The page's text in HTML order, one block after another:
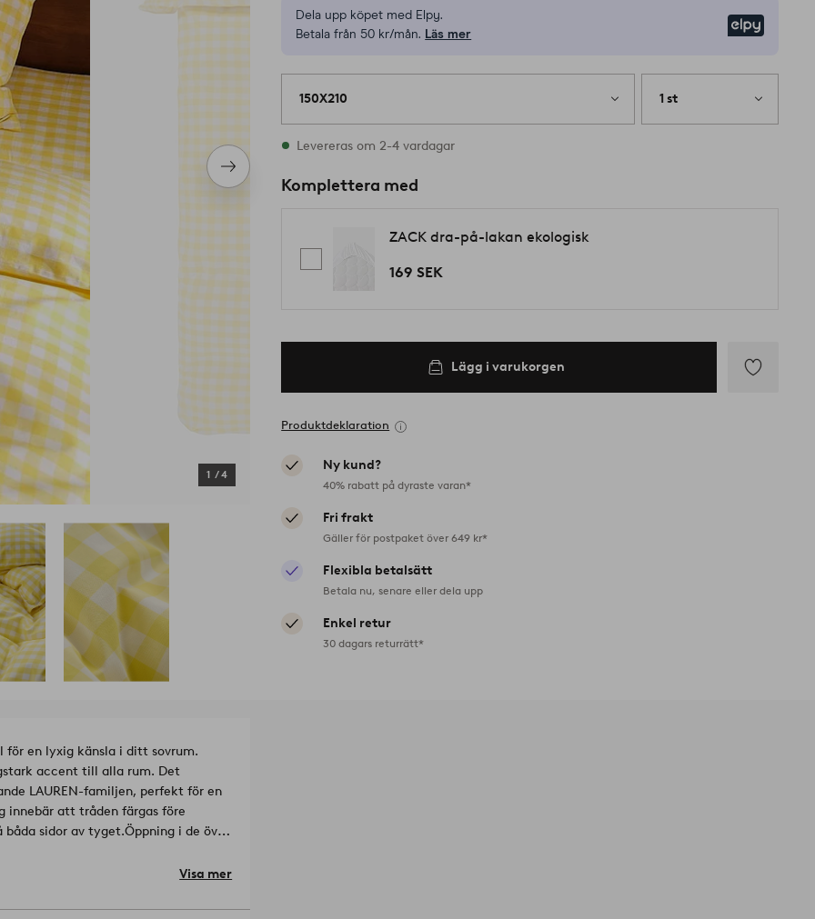
Nästa
produkt
1 /4
Dela upp köpet med Elpy.
Betala från 50 kr/mån. Läs mer
150X210 1 st
I lager
Levereras om 2-4 vardagar
Komplettera med
ZACK dra-på-lakan ekologisk
169 SEK
Lägg i varukorgen
Produktdeklaration
Ny kund?
40% rabatt på dyraste varan*
Fri frakt
Gäller för postpaket över 649 kr*
Flexibla betalsätt
Betala nu, senare eller dela upp
Enkel retur
30 dagars returrätt*
för en lyxig känsla i ditt sovrum.
accent till alla rum. Det
LAUREN-familjen, perfekt för en
innebär att tråden färgas före
sidor av tyget.Öppning i de övre
över täcket.
konstgödsel och genmodifierade
Visa mer